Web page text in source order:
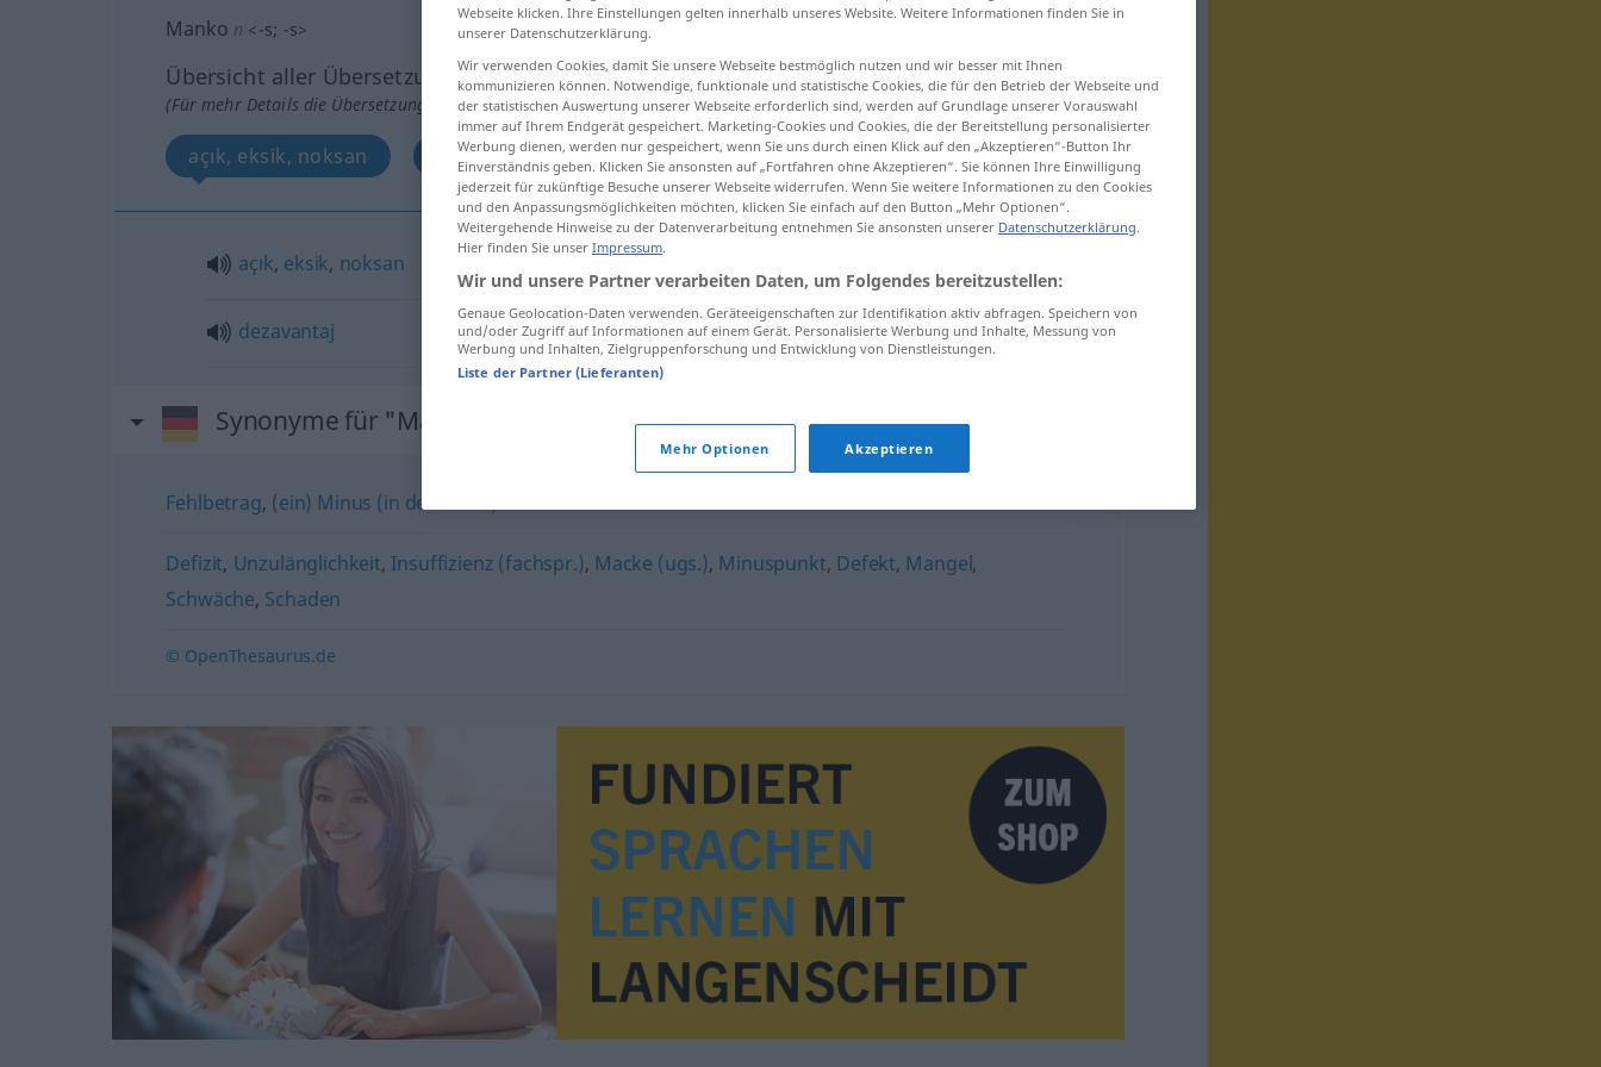
Manko n <-s; -s>
Übersicht aller Übersetzungen
(Für mehr Details die Übersetzung anklicken/antippen)
açık, eksik, noksan dezavantaj
açık, eksik, noksan
dezavantaj Manko FIG
Synonyme für "Manko"
Fehlbetrag, (ein) Minus (in der Kasse)
Defizit, Unzulänglichkeit, Insuffizienz (fachspr.), Macke (ugs.), Minuspunkt, Defekt, Mangel,
Schwäche, Schaden
© OpenThesaurus.de
Webseite klicken. Ihre Einstellungen gelten innerhalb unseres Website. Weitere Informationen finden Sie in
unserer Datenschutzerklärung.
Wir verwenden Cookies, damit Sie unsere Webseite bestmöglich nutzen und wir besser mit Ihnen
kommunizieren können. Notwendige, funktionale und statistische Cookies, die für den Betrieb der Webseite und
der statistischen Auswertung unserer Webseite erforderlich sind, werden auf Grundlage unserer Vorauswahl
immer auf Ihrem Endgerät gespeichert. Marketing-Cookies und Cookies, die der Bereitstellung personalisierter
Werbung dienen, werden nur gespeichert, wenn Sie uns durch einen Klick auf den „Akzeptieren“-Button Ihr
Einverständnis geben. Klicken Sie ansonsten auf „Fortfahren ohne Akzeptieren“. Sie können Ihre Einwilligung
jederzeit für zukünftige Besuche unserer Webseite widerrufen. Wenn Sie weitere Informationen zu den Cookies
und den Anpassungsmöglichkeiten möchten, klicken Sie einfach auf den Button „Mehr Optionen“.
Weitergehende Hinweise zu der Datenverarbeitung entnehmen Sie ansonsten unserer Datenschutzerklärung.
Hier finden Sie unser Impressum.
Wir und unsere Partner verarbeiten Daten, um Folgendes bereitzustellen:
Genaue Geolocation-Daten verwenden. Geräteeigenschaften zur Identifikation aktiv abfragen. Speichern von
und/oder Zugriff auf Informationen auf einem Gerät. Personalisierte Werbung und Inhalte, Messung von
Werbung und Inhalten, Zielgruppenforschung und Entwicklung von Dienstleistungen.
Liste der Partner (Lieferanten)
Mehr Optionen Akzeptieren